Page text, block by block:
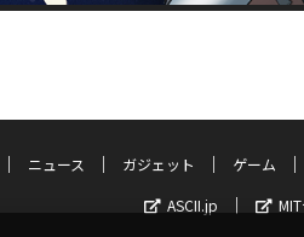
ニュース ガジェット ゲーム
ASCII.jp